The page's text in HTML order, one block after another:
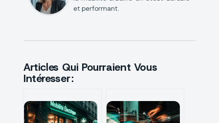
et performant.
Articles Qui Pourraient Vous
Intéresser :